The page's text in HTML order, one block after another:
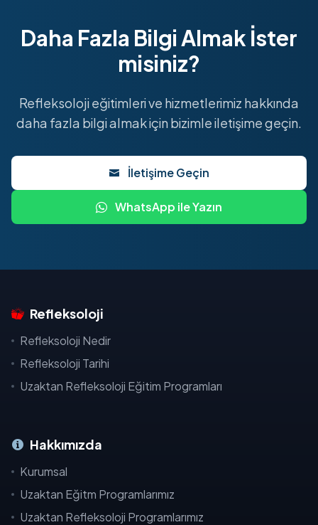
Daha Fazla Bilgi Almak İster
misiniz?
Refleksoloji eğitimleri ve hizmetlerimiz hakkında
daha fazla bilgi almak için bizimle iletişime geçin.
İletişime Geçin
WhatsApp ile Yazın
Refleksoloji
Refleksoloji Nedir
Refleksoloji Tarihi
Uzaktan Refleksoloji Eğitim Programları
Hakkımızda
Kurumsal
Uzaktan Eğitm Programlarımız
Uzaktan Refleksoloji Programlarımız